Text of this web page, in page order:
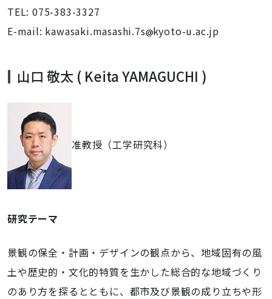
TEL: 075-383-3327
E-mail: kawasaki.masashi.7s kyoto-u.ac.jp
山口 敬太 ( Keita YAMAGUCHI )
准教授（工学研究科）
研究テーマ
景観の保全・計画・デザインの観点から、地域固有の風
土や歴史的・文化的特質を生かした総合的な地域づくり
のあり方を探るとともに、都市及び景観の成り立ちや形